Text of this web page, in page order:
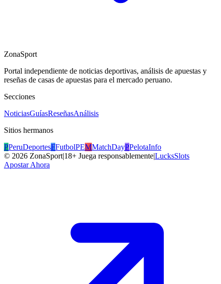
ZonaSport
Portal independiente de noticias deportivas, análisis de apuestas y
reseñas de casas de apuestas para el mercado peruano.
Secciones
NoticiasGuíasReseñasAnálisis
Sitios hermanos
PPeruDeportesFFutbolPEMMatchDayPPelotaInfo
© 2026 ZonaSport|18+ Juega responsablemente|LucksSlots
Apostar Ahora